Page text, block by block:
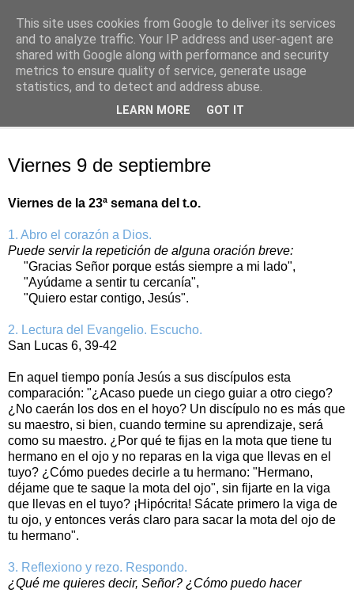
Oración personal
con el Evangelio de cada día
Viernes 9 de septiembre
Viernes de la 23ª semana del t.o.
1. Abro el corazón a Dios.
Puede servir la repetición de alguna oración breve:
"Gracias Señor porque estás siempre a mi lado",
"Ayúdame a sentir tu cercanía",
"Quiero estar contigo, Jesús".
2. Lectura del Evangelio. Escucho.
San Lucas 6, 39-42
En aquel tiempo ponía Jesús a sus discípulos esta
comparación: "¿Acaso puede un ciego guiar a otro ciego?
¿No caerán los dos en el hoyo? Un discípulo no es más que
su maestro, si bien, cuando termine su aprendizaje, será
como su maestro. ¿Por qué te fijas en la mota que tiene tu
hermano en el ojo y no reparas en la viga que llevas en el
tuyo? ¿Cómo puedes decirle a tu hermano: "Hermano,
déjame que te saque la mota del ojo", sin fijarte en la viga
que llevas en el tuyo? ¡Hipócrita! Sácate primero la viga de
tu ojo, y entonces verás claro para sacar la mota del ojo de
tu hermano".
3. Reflexiono y rezo. Respondo.
¿Qué me quieres decir, Señor? ¿Cómo puedo hacer
This site uses cookies from Google to deliver its services
and to analyze traffic. Your IP address and user-agent are
shared with Google along with performance and security
metrics to ensure quality of service, generate usage
statistics, and to detect and address abuse.
LEARN MORE GOT IT